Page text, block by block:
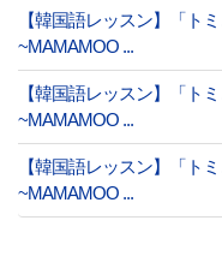
【韓国語レッスン】「ト
~MAMAMOO ...
【韓国語レッスン】「ト
~MAMAMOO ...
【韓国語レッスン】「ト
~MAMAMOO ...